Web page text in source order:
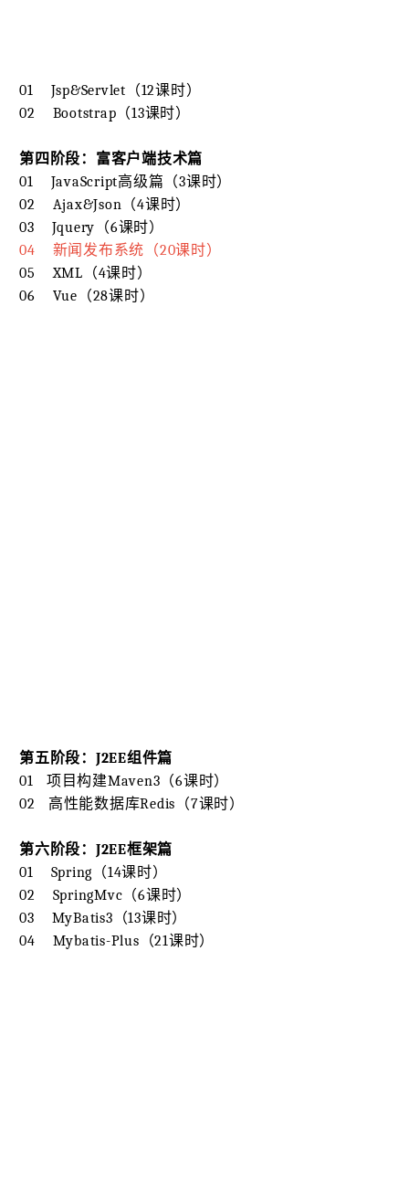
01 Jsp&Servlet（12课时）
02 Bootstrap（13课时）
第四阶段：富客户端技术篇
01 JavaScript高级篇（3课时）
02 Ajax&Json（4课时）
03 Jquery（6课时）
04 新闻发布系统（20课时）
05 XML（4课时）
06 Vue （28课时）
第五阶段：J2EE组件篇
01 项目构建Maven3（6课时）
02 高性能数据库Redis（7课时）
第六阶段：J2EE框架篇
01 Spring（14课时）
02 SpringMvc（6课时）
03 MyBatis3（13课时）
04 Mybatis-Plus（21课时）